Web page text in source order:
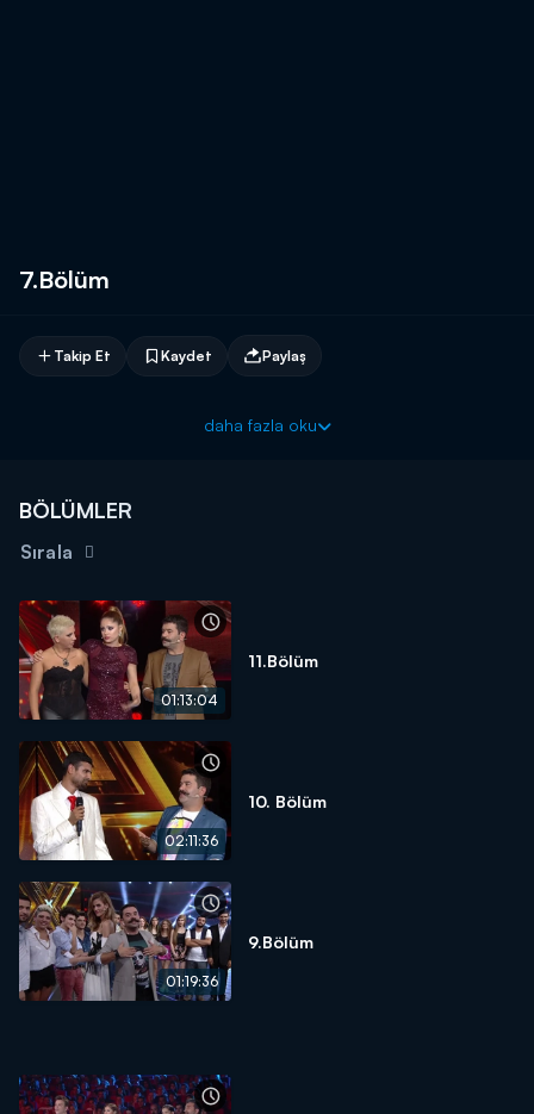
7.Bölüm
Takip Et Kaydet Paylaş
daha fazla oku
BÖLÜMLER
Sırala
01:13:04
11.Bölüm
02:11:36
10. Bölüm
01:19:36
9.Bölüm